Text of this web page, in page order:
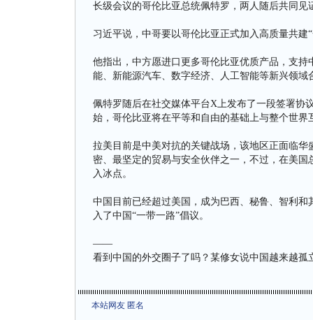
长级会议的哥伦比亚总统佩特罗，两人随后共同见
习近平说，中哥要以哥伦比亚正式加入高质量共
他指出，中方愿进口更多哥伦比亚优质产品，支
能、新能源汽车、数字经济、人工智能等新兴领域
佩特罗随后在社交媒体平台X上发布了一段签署协
始，哥伦比亚将在平等和自由的基础上与整个世界
拉美目前是中美对抗的关键战场，该地区正面临
密、最坚定的贸易与安全伙伴之一，不过，在美
入冰点。
中国目前已经超过美国，成为巴西、秘鲁、智利
入了中国“一带一路”倡议。
——
看到中国的外交圈子了吗？某修女说中国越来越孤
本站网友 匿名